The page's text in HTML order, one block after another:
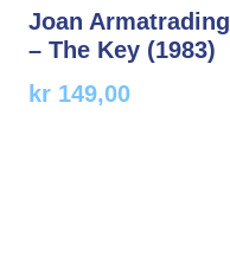
Joan Armatrading
– The Key (1983)
kr 149,00